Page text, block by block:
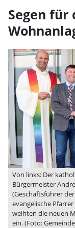
Segen
Von links: Der
Bürgermeister
(Geschäftsführer
evangelische
weihten die neuen
ein. (Foto: